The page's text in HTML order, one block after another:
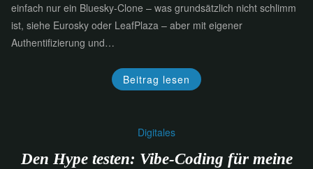
einfach nur ein Bluesky-Clone – was grundsätzlich nicht schlimm
ist, siehe Eurosky oder LeafPlaza – aber mit eigener
Authentifizierung und…
Beitrag lesen
Digitales
Den Hype testen: Vibe-Coding für meine